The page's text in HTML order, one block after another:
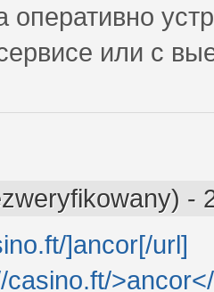
или с
-
]ancor[/url]
casino.ft/